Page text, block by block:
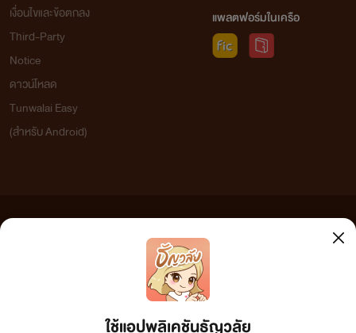
ใช้แอปพลิเคชันธัญวลัย
เงื่อนไขและข้อตกลง
Third-Party
Notice
ดาวน์โหลด
Tunwalai Easy
(สำหรับ Android)
แพลตฟอร์มในเครือ
เว็บไซต์แห่งนี้ไม่ได้เห็นด้วยและไม่ขอรับผิดชอบต่อข้อความใดๆ ทั้งสิ้น ดังนั้นผู้อ่านทุกท่านโปรดใช้
วิจารณญาณในการกลั่นกรองด้วยตนเอง และหากท่านพบข้อความใดๆ ที่ขัดต่อกฎหมายและศีลธรรม
กรุณาแจ้งมาที่ tunwalai@ookbee.com เพื่อทีมงานจะได้ดำเนินการในทันที ทั้งนี้ ทางเว็บไซต์ขอสงวน
ลิขสิทธิ์ตามพระราชบัญญัติลิขสิทธิ์ (ฉบับเพิ่มเติม) พ.ศ.2558